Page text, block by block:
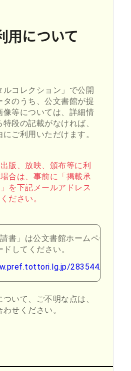
用について
ルコレクション」で公開
タのうち、公文書館が提
像等については、詳細情
段の記載がなければ、
ご利用いただけます。
版、放映、頒布等に利
合は、事前に「掲載承
を下記メールアドレス
ださい。
書」は公文書館ホームページ
してください。
283544.htm
いて、ご不明な点は、
せください。